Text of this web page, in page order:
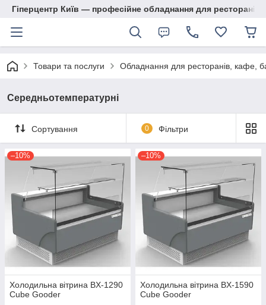
Гіперцентр Київ — професійне обладнання для ресторанів,
Товари та послуги Обладнання для ресторанів, кафе,
Середньотемпературні
Сортування 0 Фільтри
–10%
Холодильна вітрина BX-1290
Cube Gooder
–10%
Холодильна вітрина BX-1590
Cube Gooder